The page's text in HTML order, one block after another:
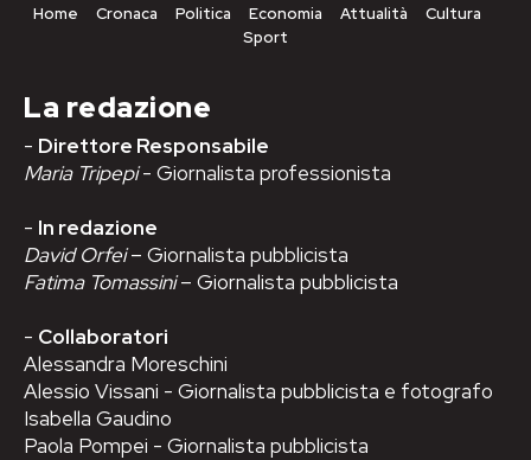
Home Cronaca Politica Economia Attualità
Cultura
Sport
La redazione
- Direttore Responsabile
Maria Tripepi- Giornalista professionista
- In redazione
David Orfei– Giornalista pubblicista
Fatima Tomassini– Giornalista pubblicista
- Collaboratori
Alessandra Moreschini
Alessio Vissani - Giornalista pubblicista e fotografo
Isabella Gaudino
Paola Pompei - Giornalista pubblicista